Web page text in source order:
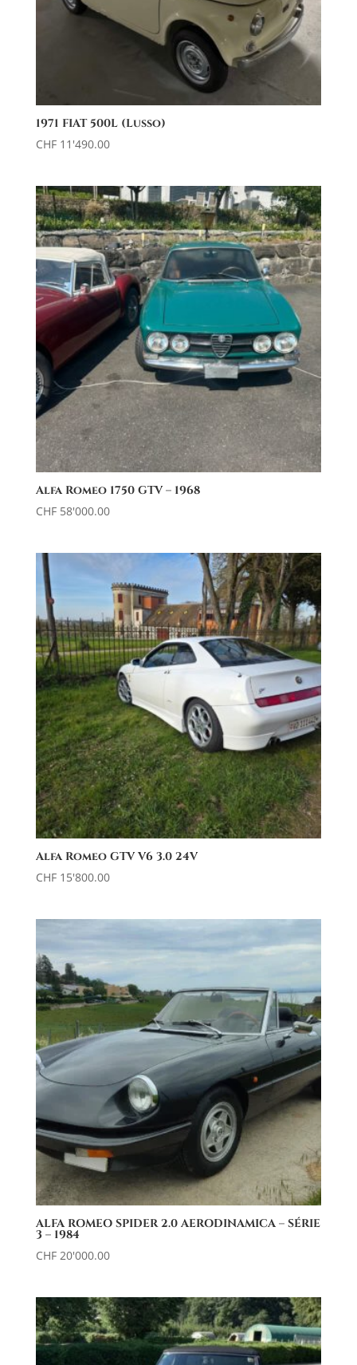
1971 FIAT 500L (Lusso)
CHF11'490.00
Alfa Romeo 1750 GTV – 1968
CHF58'000.00
Alfa Romeo GTV V6 3.0 24V
CHF15'800.00
ALFA ROMEO SPIDER 2.0 AERODINAMICA – SÉRIE
3 – 1984
CHF20'000.00